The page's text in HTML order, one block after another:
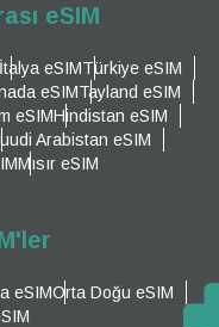
eSIM
İtalya eSIMTürkiye eSIM
eSIMTayland eSIM
eSIMHindistan eSIM
Arabistan eSIM
Mısır eSIM
eSIMOrta Doğu eSIM